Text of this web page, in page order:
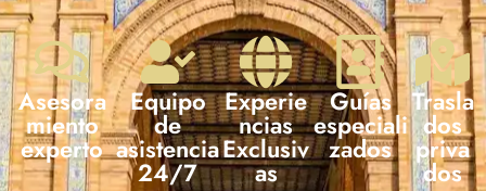
Asesora
miento
experto
Equipo
de
asistencia
24/7
Experie
ncias
Exclusiv
as
Guías
especiali
zados
Trasla
dos
priva
dos